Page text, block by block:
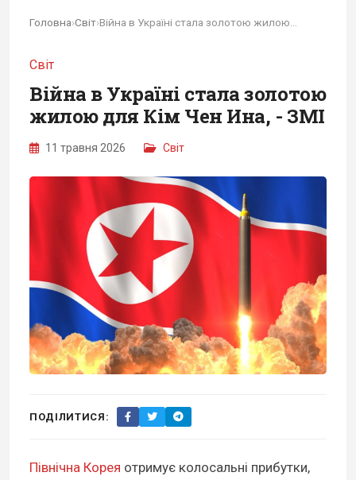
Головна›Світ›
Світ
Війна в Україні стала золотою
жилою для Кім Чен Ина, - ЗМІ
11 травня 2026 Світ
ПОДІЛИТИСЯ:
Північна Корея отримує колосальні прибутки,